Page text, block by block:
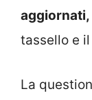
aggiornati,
tassello e
La